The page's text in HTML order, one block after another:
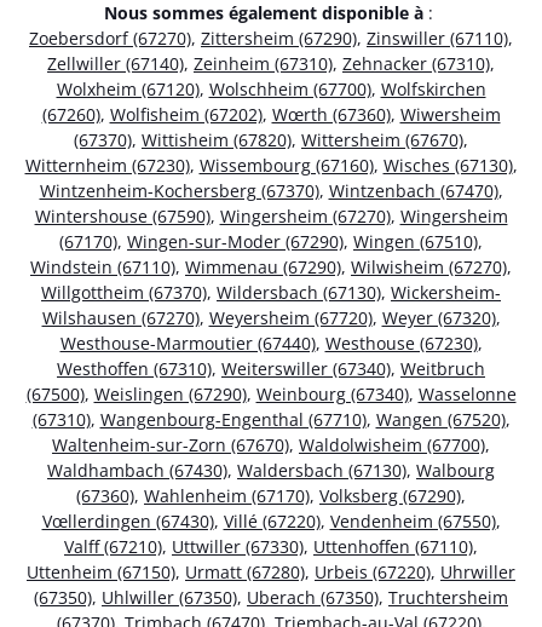
Nous sommes également disponible à :
Zoebersdorf (67270), Zittersheim (67290), Zinswiller (67110),
Zellwiller (67140), Zeinheim (67310), Zehnacker (67310),
Wolxheim (67120), Wolschheim (67700), Wolfskirchen
(67260), Wolfisheim (67202), Wœrth (67360), Wiwersheim
(67370), Wittisheim (67820), Wittersheim (67670),
Witternheim (67230), Wissembourg (67160), Wisches (67130),
Wintzenheim-Kochersberg (67370), Wintzenbach (67470),
Wintershouse (67590), Wingersheim (67270), Wingersheim
(67170), Wingen-sur-Moder (67290), Wingen (67510),
Windstein (67110), Wimmenau (67290), Wilwisheim (67270),
Willgottheim (67370), Wildersbach (67130), Wickersheim-
Wilshausen (67270), Weyersheim (67720), Weyer (67320),
Westhouse-Marmoutier (67440), Westhouse (67230),
Westhoffen (67310), Weiterswiller (67340), Weitbruch
(67500), Weislingen (67290), Weinbourg (67340), Wasselonne
(67310), Wangenbourg-Engenthal (67710), Wangen (67520),
Waltenheim-sur-Zorn (67670), Waldolwisheim (67700),
Waldhambach (67430), Waldersbach (67130), Walbourg
(67360), Wahlenheim (67170), Volksberg (67290),
Vœllerdingen (67430), Villé (67220), Vendenheim (67550),
Valff (67210), Uttwiller (67330), Uttenhoffen (67110),
Uttenheim (67150), Urmatt (67280), Urbeis (67220), Uhrwiller
(67350), Uhlwiller (67350), Uberach (67350), Truchtersheim